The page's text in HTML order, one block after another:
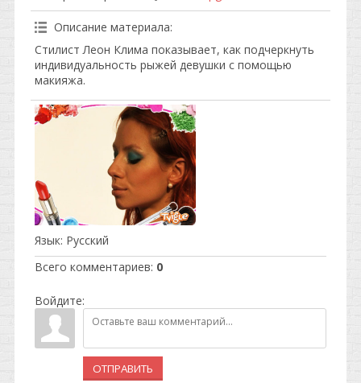
Описание материала:
Стилист Леон Клима показывает, как подчеркнуть
индивидуальность рыжей девушки с помощью
макияжа.
Язык: Русский
Всего комментариев: 0
Войдите:
ОТПРАВИТЬ